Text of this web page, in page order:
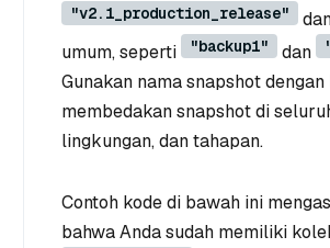
"v2.1_production_release"
umum, seperti
"backup1" dan
Gunakan nama snapshot
membedakan snapshot di
lingkungan, dan tahapan.
Contoh kode di bawah ini
bahwa Anda sudah memiliki